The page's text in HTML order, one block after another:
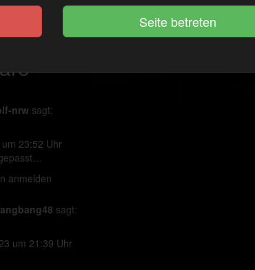
Ich stehe voll auf das Risiko!
Public
nrw sagt:
23:52 Uhr
anmelden
sagt:
um 21:39 Uhr